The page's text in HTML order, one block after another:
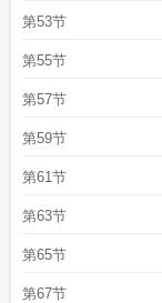
第53节
第55节
第57节
第59节
第61节
第63节
第65节
第67节